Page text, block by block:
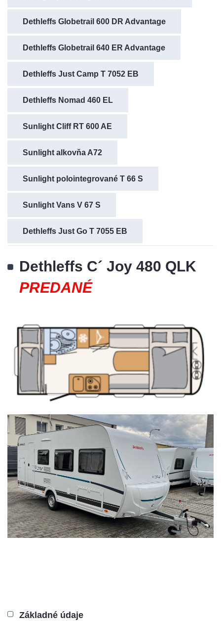
Dethleffs Globetrail 600 DR Advantage
Dethleffs Globetrail 640 ER Advantage
Dethleffs Just Camp T 7052 EB
Dethleffs Nomad 460 EL
Sunlight Cliff RT 600 AE
Sunlight alkovňa A72
Sunlight polointegrované T 66 S
Sunlight Vans V 67 S
Dethleffs Just Go T 7055 EB
Dethleffs C´ Joy 480 QLK
PREDANÉ
Základné údaje